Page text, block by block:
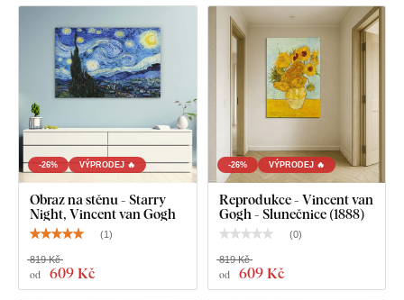
-26% VÝPRODEJ 🔥
Obraz na stěnu - Starry
Night, Vincent van Gogh
(1 )
od 609 Kč
819 Kč
-26% VÝPRODEJ 🔥
Reprodukce - Vincent van
Gogh - Slunečnice (1888)
(0)
od 609 Kč
819 Kč